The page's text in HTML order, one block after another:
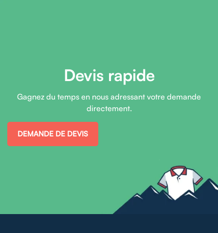
Devis rapide
Gagnez du temps en nous adressant votre demande
directement.
DEMANDE DE DEVIS